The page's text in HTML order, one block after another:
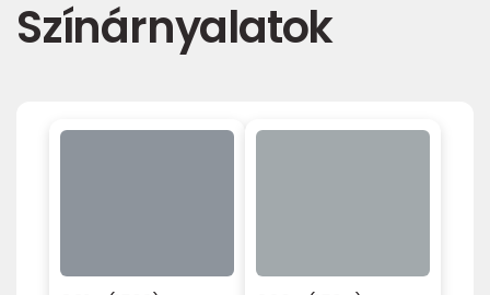
Színárnyalatok